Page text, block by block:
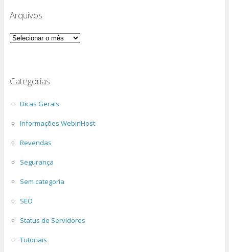
Arquivos
Arquivos
Categorias
Dicas Gerais
Informações WebinHost
Revendas
Segurança
Sem categoria
SEO
Status de Servidores
Tutoriais